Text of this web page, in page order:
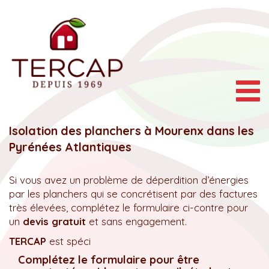
Isolation des planchers à Mourenx dans les
Pyrénées Atlantiques
Si vous avez un problème de déperdition d’énergies
par les planchers qui se concrétisent par des factures
très élevées, complétez le formulaire ci-contre pour
un devis gratuit et sans engagement.
TERCAP est spéci
Complétez le formulaire pour être